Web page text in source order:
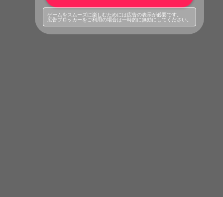
ゲームをスムーズに楽しむためには広告の表示が必要です。
広告ブロッカーをご利用の場合は一時的に無効にしてください。